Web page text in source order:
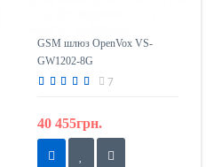
GSM шлюз OpenVox VS-
GW1202-8G
7
40 455грн.